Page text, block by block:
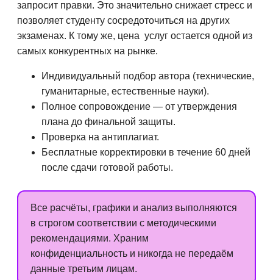
запросит правки. Это значительно снижает стресс и
позволяет студенту сосредоточиться на других
экзаменах. К тому же, цена услуг остается одной из
самых конкурентных на рынке.
Индивидуальный подбор автора (технические,
гуманитарные, естественные науки).
Полное сопровождение — от утверждения
плана до финальной защиты.
Проверка на антиплагиат.
Бесплатные корректировки в течение 60 дней
после сдачи готовой работы.
Все расчёты, графики и анализ выполняются
в строгом соответствии с методическими
рекомендациями. Храним
конфиденциальность и никогда не передаём
данные третьим лицам.